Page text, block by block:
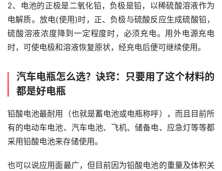
2、电池的正极是二氧化铅，负极是铅，以稀硫酸溶液作为
电解质。放电(使用)时，正、负极与硫酸反应生成硫酸铅，
硫酸溶液浓度降到一定程度时，必须充电。用外电源充电
时，可使电极和溶液恢复原状，经充电后便可继续使用。
汽车电瓶怎么选？诀窍：只要用了这个材料的
都是好电瓶
铅酸电池最耐用（也就是蓄电池或电瓶称呼），而且目前所
有的电动车电池、汽车电池、飞机、储备电、应急灯等等都
采用铅酸电池来存储使用。
也可以说应用面最广，但目前因为铅酸电池的重量及体积关